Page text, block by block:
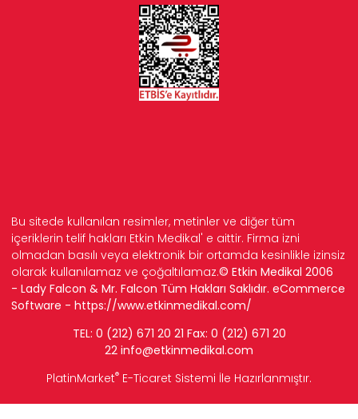
Bu sitede kullanılan resimler, metinler ve diğer tüm
içeriklerin telif hakları Etkin Medikal' e aittir. Firma izni
olmadan basılı veya elektronik bir ortamda kesinlikle izinsiz
olarak kullanılamaz ve çoğaltılamaz.© Etkin Medikal 2006
- Lady Falcon & Mr. Falcon Tüm Hakları Saklıdır. eCommerce
Software - https://www.etkinmedikal.com/
TEL: 0 (212) 671 20 21 Fax: 0 (212) 671 20
22 info@etkinmedikal.com
PlatinMarket® E-Ticaret Sistemi İle Hazırlanmıştır.